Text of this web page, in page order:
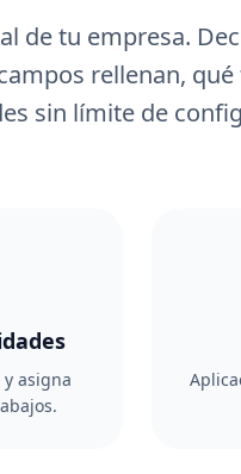
de tu empresa.
rellenan,
sin límite de
asigna